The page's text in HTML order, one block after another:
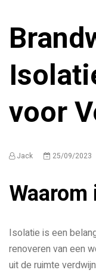
voor
Jack 25/09/2023
Waarom
Isolatie is een
renoveren van een
uit de ruimte